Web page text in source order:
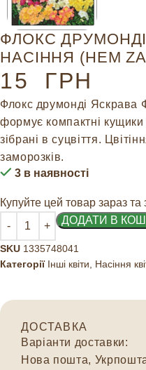
ФЛОКС
НАСІННЯ (HEM
15 ГРН
Флокс друмонді Яскрава
формує компактні
зібрані в суцвіття.
заморозків.
3 в наявності
Купуйте цей товар зараз та
ДОДАТИ В
SKU 1335748041
Категорії Інші квіти Насіння
ДОСТАВКА
Варіанти доставки:
Нова пошта,